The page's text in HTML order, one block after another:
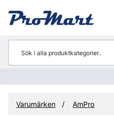
Varumärken AmPro